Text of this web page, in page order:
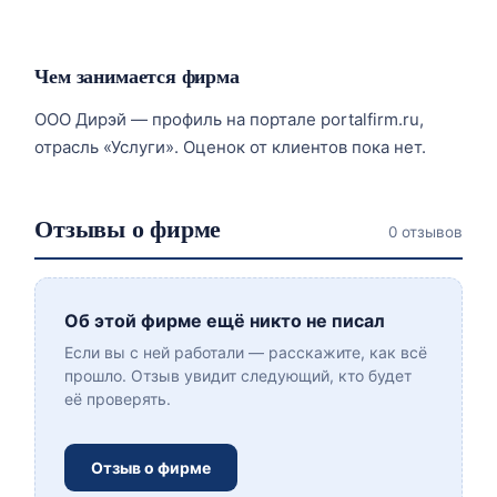
Чем занимается фирма
ООО Дирэй — профиль на портале portalfirm.ru,
отрасль «Услуги». Оценок от клиентов пока нет.
Отзывы о фирме 0 отзывов
Об этой фирме ещё никто не писал
Если вы с ней работали — расскажите, как всё
прошло. Отзыв увидит следующий, кто будет
её проверять.
Отзыв о фирме